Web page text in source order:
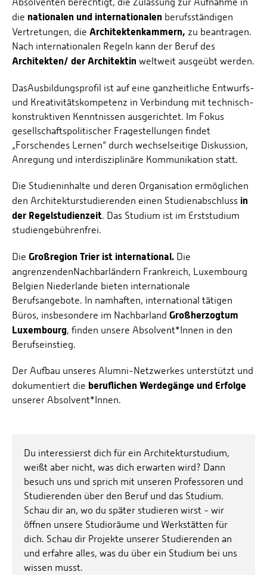
die nationalen und internationalen berufsständigen
Vertretungen, die Architektenkammern, zu beantragen.
Nach internationalen Regeln kann der Beruf des
Architekten/ der Architektin weltweit ausgeübt werden.
DasAusbildungsprofil ist auf eine ganzheitliche Entwurfs-
und Kreativitätskompetenz in Verbindung mit technisch-
konstruktiven Kenntnissen ausgerichtet. Im Fokus
gesellschaftspolitischer Fragestellungen findet
„Forschendes Lernen“ durch wechselseitige Diskussion,
Anregung und interdisziplinäre Kommunikation statt.
Die Studieninhalte und deren Organisation ermöglichen
den Architekturstudierenden einen Studienabschluss in
der Regelstudienzeit. Das Studium ist im Erststudium
studiengebührenfrei.
Die Großregion Trier ist international. Die
angrenzendenNachbarländern Frankreich, Luxembourg
Belgien Niederlande bieten internationale
Berufsangebote. In namhaften, international tätigen
Büros, insbesondere im Nachbarland Großherzogtum
Luxembourg, finden unsere Absolvent*Innen in den
Berufseinstieg.
Der Aufbau unseres Alumni-Netzwerkes unterstützt und
dokumentiert die beruflichen Werdegänge und Erfolge
unserer Absolvent*Innen.
Du interessierst dich für ein Architekturstudium,
weißt aber nicht, was dich erwarten wird? Dann
besuch uns und sprich mit unseren Professoren und
Studierenden über den Beruf und das Studium.
Schau dir an, wo du später studieren wirst - wir
öffnen unsere Studioräume und Werkstätten für
dich. Schau dir Projekte unserer Studierenden an
und erfahre alles, was du über ein Studium bei uns
wissen musst.